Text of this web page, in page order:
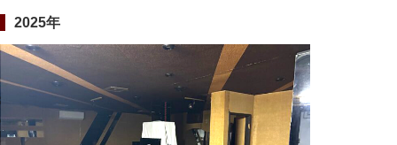
2025年